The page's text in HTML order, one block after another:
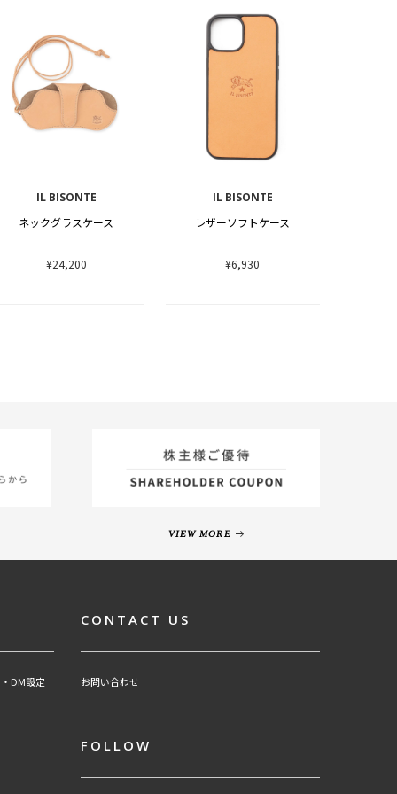
IL BISONTE
ネックグラスケース
¥24,200
IL BISONTE
レザーソフトケース
¥6,930
VIEW MORE
DM設定
CONTACT US
お問い合わせ
FOLLOW